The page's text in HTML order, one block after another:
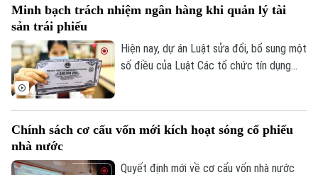
Xã hội
An ninh trật tự
Công nghệ
Người Hà Nội
Khoảnh khắc Hà Nội
Ẩm thực
Tin tức
Quân sự
Hồ sơ
Kinh tế
Tin tức
Cafe sáng
Tài chính Ngân hàng
Doanh nghiệp
Nhà đất
Đầu tư
Căn hộ
Tàu và Xe
Ô tô
Giáo dục
Minh bạch trách nhiệm ngân hàng khi quản lý tài
sản trái phiếu
Hiện nay, dự án Luật sửa đổi, bổ sung một
số điều của Luật Các tổ chức tín dụng
xuất cho phép ngân hàng thương mại làm
phiếu doanh nghiệp.
Chính sách cơ cấu vốn mới kích hoạt sóng cổ phiếu
nhà nước
Quyết định mới về cơ cấu vốn nhà nước